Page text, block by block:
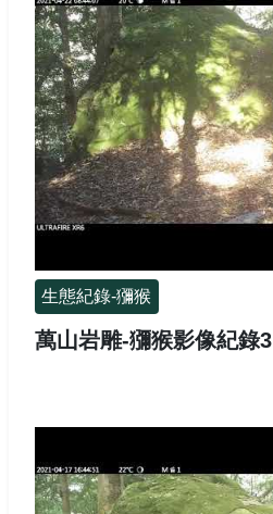
生態紀錄-獼猴
萬山岩雕-獼猴影像紀錄3